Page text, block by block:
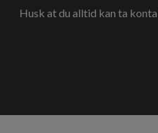
Husk at du alltid kan ta